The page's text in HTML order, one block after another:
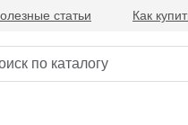
статьи Как